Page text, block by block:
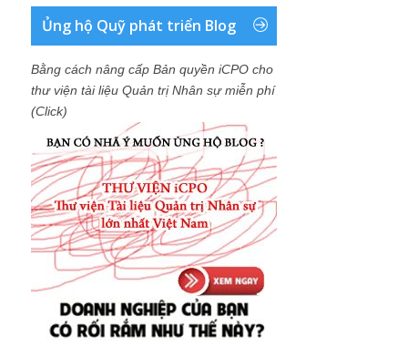
Ủng hộ Quỹ phát triển Blog
Bằng cách nâng cấp Bản quyền iCPO cho
thư viện tài liệu Quản trị Nhân sự miễn phí
(Click)